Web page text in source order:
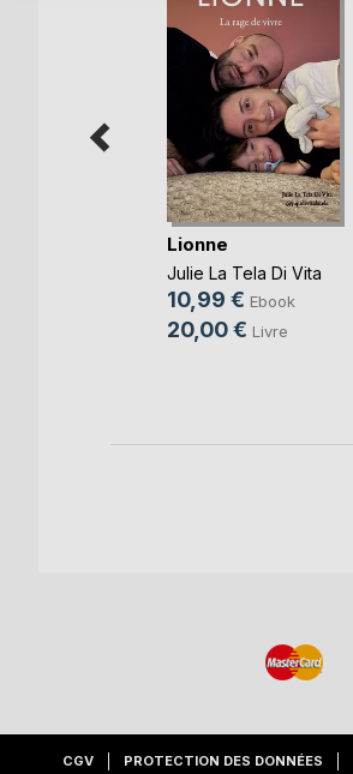
Lionne
Julie La Tela Di Vita
10,99 € Ebook
20,00 € Livre
CGV PROTECTION DES DONNÉES